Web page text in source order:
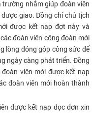
trường nhằm giúp đoàn viên
giao. Đồng chí chủ tịch
được kết nạp đợt này và
đoàn viên công đoàn mới
lòng đóng góp công sức để
ngày càng phát triển. Đồng
viên mới được kết nạp
đoàn viên mới hoàn thành
được kết nạp đọc đơn xin